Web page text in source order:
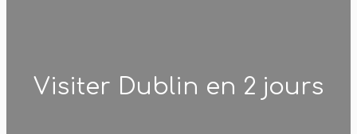
Visiter Dublin en 2 jours